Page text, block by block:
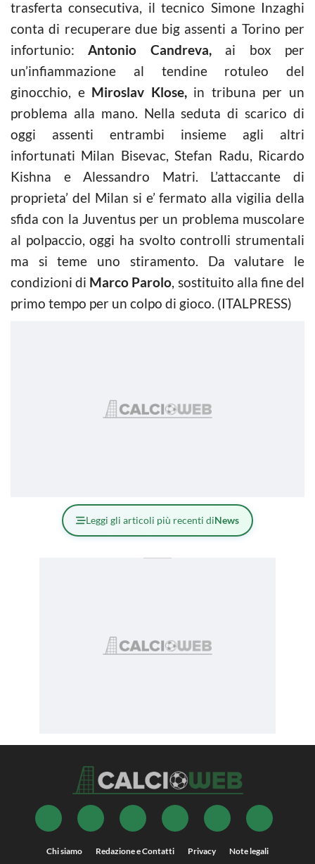
trasferta consecutiva, il tecnico Simone Inzaghi
conta di recuperare due big assenti a Torino per
infortunio:Antonio Candreva,ai box per
un’infiammazione al tendine rotuleo del
ginocchio, e Miroslav Klose,in tribuna per un
problema alla mano. Nella seduta di scarico di
oggi assenti entrambi insieme agli altri
infortunati Milan Bisevac, Stefan Radu, Ricardo
Kishna e Alessandro Matri. L’attaccante di
proprieta’ del Milan si e’ fermato alla vigilia della
sfida con la Juventus per un problema muscolare
al polpaccio, oggi ha svolto controlli strumentali
ma si teme uno stiramento. Da valutare le
condizioni di Marco Parolo, sostituito alla fine del
primo tempo per un colpo di gioco. (ITALPRESS)
Leggi gli articoli più recenti diNews
Chi siamo Redazione e Contatti Privacy Note legali